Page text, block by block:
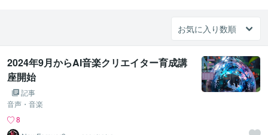
2024年9月からAI音楽クリエイター育成講
座開始
記事
音声・音楽
8